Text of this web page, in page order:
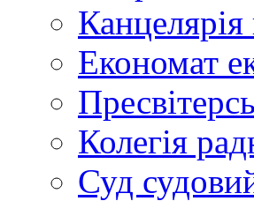
Канцелярія
Економат
Колегія
Суд